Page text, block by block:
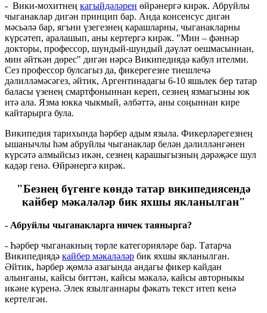
- Вики-мохитнең кагыйдәләрен өйрәнергә кирәк. Абруйлы
чыганаклар дигән принцип бар. Анда консенсус дигән
мәсьәлә бар, ягъни үзегезнең карашларны, чыганакларны
күрсәтеп, аралашып, аны кертергә кирәк. "Мин – фәннәр
докторы, профессор, шундый-шундый дәүләт оешмасыннан,
мин әйткән дөрес" дигән нәрсә Википедиядә кабул ителми.
Сез профессор булсагыз да, фикерегезне тиешлечә
дәлилләмәсәгез, әйтик, Аргентинадагы 6-10 яшьлек бер татар
баласы үзенең смартфоныннан кереп, сезнең язмагызны юк
итә ала. Язма юкка чыкмый, әлбәттә, аны соңыннан кире
кайтарырга була.
Википедия тарихында һәрбер адым языла. Фикерләрегезнең
ышанычлы һәм абруйлы чыганаклар белән дәлилләнгәнен
күрсәтә алмыйсыз икән, сезнең карашыгызның дәрәҗәсе шул
кадәр генә. Өйрәнергә кирәк.
"Безнең бүгенге көндә татар википедиясендә
кайбер мәкаләләр бик яхшы якланылган"
- Абруйлы чыганакларга ничек таянырга?
- Һәрбер чыганакның төрле категорияләре бар. Татарча
Википедиядә кайбер мәкаләләр бик яхшы якланылган.
Әйтик, һәрбер җөмлә азагында андагы фикер кайдан
алынганы, кайсы биттән, кайсы мәкалә, кайсы авторныкы
икәне күренә. Элек язылганнары фәкать текст итеп кенә
кертелгән.